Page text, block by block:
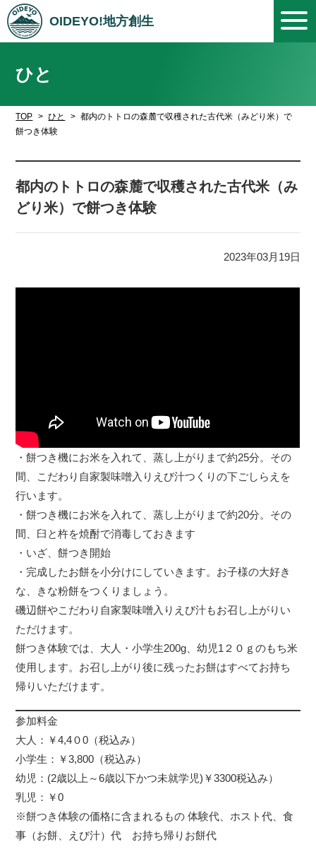
OIDEYO!地方創生
ひと
TOP ひと
都内のトトロの森麓で収穫された古代米（みどり米）で
餅つき体験
都内のトトロの森麓で収穫された古代米（み
どり米）で餅つき体験
2023年03月19日
・餅つき機にお米を入れて、蒸し上がりまで約25分。その
間、こだわり自家製味噌入りえび汁つくりの下ごしらえを
行います。
・餅つき機にお米を入れて、蒸し上がりまで約20分。その
間、臼と杵を焼酎で消毒しておきます
・いざ、餅つき開始
・完成したお餅を小分けにしていきます。お子様の大好き
な、きな粉餅をつくりましょう。
磯辺餅やこだわり自家製味噌入りえび汁もお召し上がりい
ただけます。
餅つき体験では、大人・小学生200g、幼児1２０ｇのもち米
使用します。お召し上がり後に残ったお餅はすべてお持ち
帰りいただけます。
参加料金
大人：￥4,4０0（税込み）
小学生：￥3,800（税込み）
幼児：(2歳以上～6歳以下かつ未就学児)￥3300税込み）
乳児：￥0
※餅つき体験の価格に含まれるもの 体験代、ホスト代、食
事（お餅、えび汁）代 お持ち帰りお餅代